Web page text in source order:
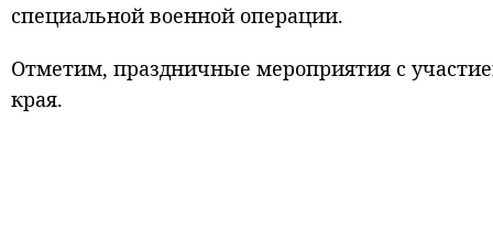
специальной военной операции.
Отметим, праздничные мероприятия с
края.